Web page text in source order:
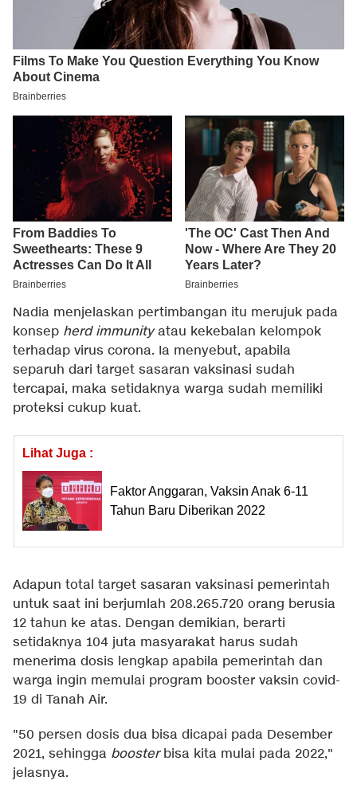
Nadia menjelaskan pertimbangan itu merujuk pada
konsep herd immunityatau kekebalan kelompok
terhadap virus corona. Ia menyebut, apabila
separuh dari target sasaran vaksinasi sudah
tercapai, maka setidaknya warga sudah memiliki
proteksi cukup kuat.
Lihat Juga :
Faktor Anggaran, Vaksin Anak 6-11
Tahun Baru Diberikan 2022
Adapun total target sasaran vaksinasi pemerintah
untuk saat ini berjumlah 208.265.720 orang berusia
12 tahun ke atas. Dengan demikian, berarti
setidaknya 104 juta masyarakat harus sudah
menerima dosis lengkap apabila pemerintah dan
warga ingin memulai program booster vaksin covid-
19 di Tanah Air.
"50 persen dosis dua bisa dicapai pada Desember
2021, sehingga boosterbisa kita mulai pada 2022,"
jelasnya.